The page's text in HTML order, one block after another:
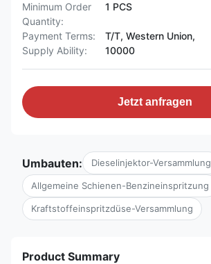
Minimum Order
Quantity:
1 PCS
Payment Terms:
T/T, Western Union,
Supply Ability:
10000
Jetzt anfragen
Umbauten: Dieselinjektor-Versammlung
Allgemeine Schienen-Benzineinspritzung
Kraftstoffeinspritzdüse-Versammlung
Product Summary